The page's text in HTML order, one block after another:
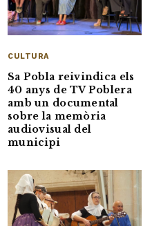
CULTURA
Sa Pobla reivindica els
40 anys de TV Poblera
amb un documental
sobre la memòria
audiovisual del
municipi